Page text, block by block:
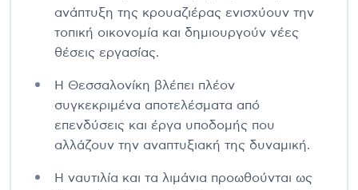
ανάπτυξη της κρουαζιέρας ενισχύουν την
τοπική οικονομία και δημιουργούν νέες
θέσεις εργασίας.
Η Θεσσαλονίκη βλέπει πλέον
συγκεκριμένα αποτελέσματα από
επενδύσεις και έργα υποδομής που
αλλάζουν την αναπτυξιακή της δυναμική.
Η ναυτιλία και τα λιμάνια προωθούνται ως